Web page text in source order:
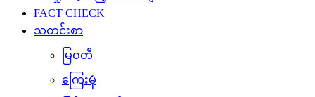
FACT CHECK
သတင်းစာ
မြဝတီ
ကြေးမုံ